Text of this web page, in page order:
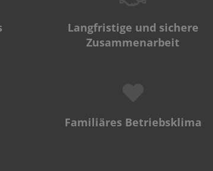
Langfristige und sichere
Zusammenarbeit
Familiäres Betriebsklima